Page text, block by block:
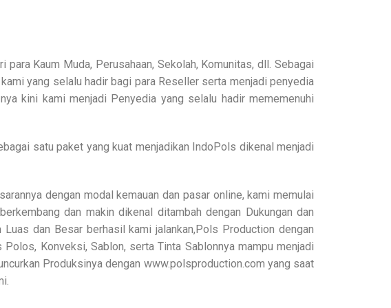
Kaum Muda, Perusahaan, Sekolah, Komunitas, dll. Sebagai
yang selalu hadir bagi para Reseller serta menjadi penyedia
kini kami menjadi Penyedia yang selalu hadir mememenuhi
satu paket yang kuat menjadikan IndoPols dikenal menjadi
dengan modal kemauan dan pasar online, kami memulai
dan makin dikenal ditambah dengan Dukungan dan
dan Besar berhasil kami jalankan,Pols Production dengan
Konveksi, Sablon, serta Tinta Sablonnya mampu menjadi
Produksinya dengan www.polsproduction.com yang saat